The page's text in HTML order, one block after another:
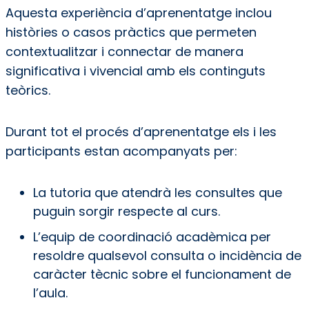
Aquesta experiència d’aprenentatge inclou
històries o casos pràctics que permeten
contextualitzar i connectar de manera
significativa i vivencial amb els continguts
teòrics.
Durant tot el procés d’aprenentatge els i les
participants estan acompanyats per:
La tutoria que atendrà les consultes que
puguin sorgir respecte al curs.
L’equip de coordinació acadèmica per
resoldre qualsevol consulta o incidència de
caràcter tècnic sobre el funcionament de
l’aula.